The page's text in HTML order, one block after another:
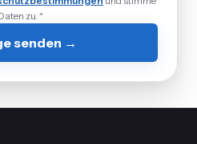
zu. *
senden →